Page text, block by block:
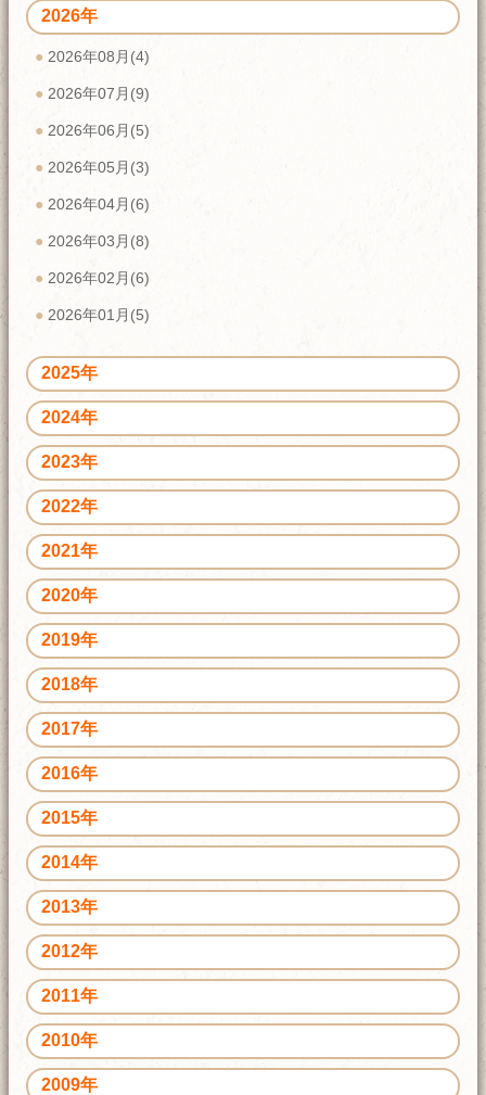
2026年
2026年08月(4)
2026年07月(9)
2026年06月(5)
2026年05月(3)
2026年04月(6)
2026年03月(8)
2026年02月(6)
2026年01月(5)
2025年
2024年
2023年
2022年
2021年
2020年
2019年
2018年
2017年
2016年
2015年
2014年
2013年
2012年
2011年
2010年
2009年